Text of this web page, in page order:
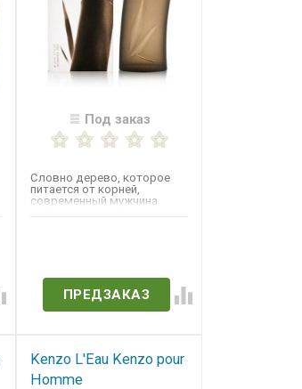
Под заказ
Словно дерево, которое
питается от корней,
современный мужчина
ПРЕДЗАКАЗ
Kenzo L'Eau Kenzo pour
Homme